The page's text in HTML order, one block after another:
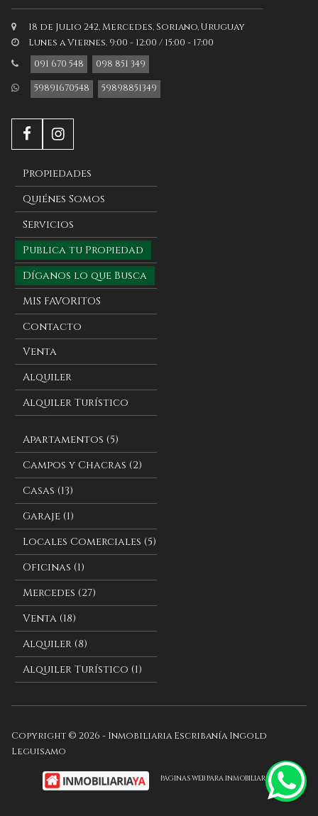
18 de Julio 242, Mercedes, Soriano, Uruguay
Lunes a Viernes. 9:00 - 12:00 / 15:00 - 17:00
091 670 548
098 851 349
59891670548 59898851349
Propiedades
Quiénes Somos
Servicios
Publica tu Propiedad
Díganos lo que Busca
MIS FAVORITOS
Contacto
Venta
Alquiler
Alquiler Turístico
Apartamentos (5)
Campos y Chacras (2)
Casas (13)
Garaje (1)
Locales Comerciales (5)
Oficinas (1)
Mercedes (27)
Venta (18)
Alquiler (8)
Alquiler Turístico (1)
Copyright © 2026 - Inmobiliaria Escribanía Ingold
Leguisamo
PAGINAS WEB PARA INMOBILIARIAS